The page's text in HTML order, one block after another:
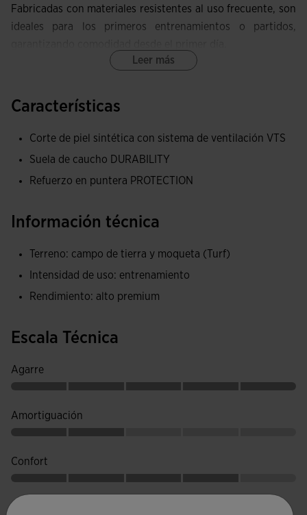
Fabricadas con materiales resistentes al uso frecuente, son
ideales para los primeros entrenamientos o partidos,
perfecto para empezar en el futsal. Para mejorar la
perforaciones del sistema VTS. Esta tecnología reduce la
acumulación de calor dentro de las zapatillas.
Suela de caucho DURABILITY con alta resistencia al
garantiza un buen apoyo.
Leer más
Características
Corte de piel sintética con sistema de ventilación VTS
Suela de caucho DURABILITY
Refuerzo en puntera PROTECTION
Información técnica
Terreno: campo de tierra y moqueta (Turf)
Intensidad de uso: entrenamiento
Rendimiento: alto premium
Escala Técnica
Agarre
Amortiguación
Confort